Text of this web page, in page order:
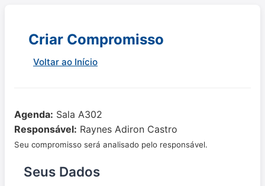
Criar Compromisso
Voltar ao Início
Agenda: Sala A302
Responsável: Raynes Adiron Castro
Seu compromisso será analisado pelo responsável.
Seus Dados